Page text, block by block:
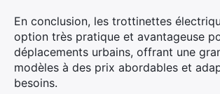
En conclusion, les trottinettes
option très pratique et avantageuse
déplacements urbains, offrant une
modèles à des prix abordables et
besoins.